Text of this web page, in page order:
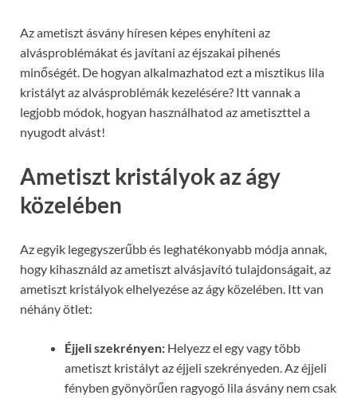
Az ametiszt ásvány híresen képes enyhíteni az
alvásproblémákat és javítani az éjszakai pihenés
minőségét. De hogyan alkalmazhatod ezt a misztikus lila
kristályt az alvásproblémák kezelésére? Itt vannak a
legjobb módok, hogyan használhatod az ametiszttel a
nyugodt alvást!
Ametiszt kristályok az ágy
közelében
Az egyik legegyszerűbb és leghatékonyabb módja annak,
hogy kihasználd az ametiszt alvásjavító tulajdonságait, az
ametiszt kristályok elhelyezése az ágy közelében. Itt van
néhány ötlet:
Éjjeli szekrényen: Helyezz el egy vagy több
ametiszt kristályt az éjjeli szekrényeden. Az éjjeli
fényben gyönyörűen ragyogó lila ásvány nem csak